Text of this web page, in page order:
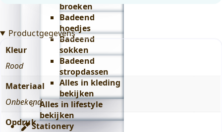
broeken
Badeend
hoedjes
Badeend
sokken
Badeend
stropdassen
Alles in kleding
bekijken
Alles in lifestyle
bekijken
Stationery
Productgegevens
Kleur
Rood
Materiaal
Onbekend
Opdruk